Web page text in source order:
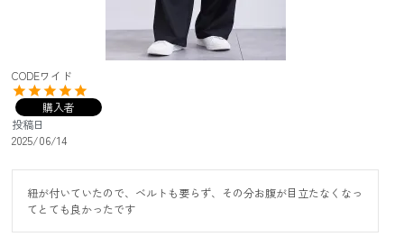
CODEワイド
購入者
投稿日
2025/06/14
紐が付いていたので、ベルトも要らず、その分お腹が目立たなくなっ
てとても良かったです